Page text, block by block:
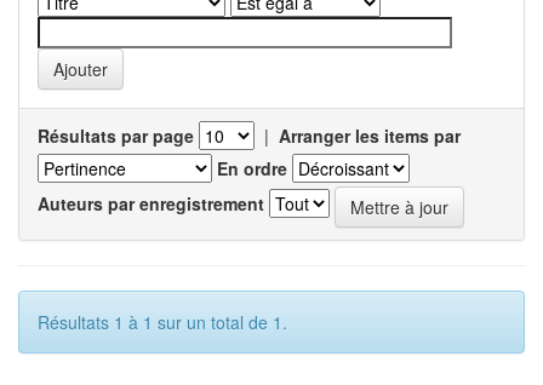
Résultats par page | Arranger les items par
En ordre
Auteurs par enregistrement
Résultats 1 à 1 sur un total de 1.